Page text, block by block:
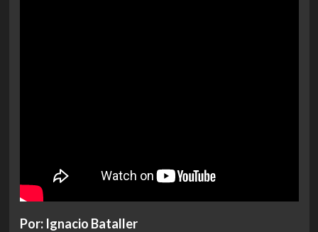
Por: Ignacio Bataller